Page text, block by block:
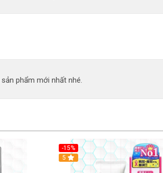
phẩm mới nhất nhé.
-15%
5